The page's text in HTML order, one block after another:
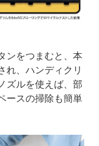
ンをつまむと、本
れ、ハンディクリ
ズルを使えば、部
ースの掃除も簡単